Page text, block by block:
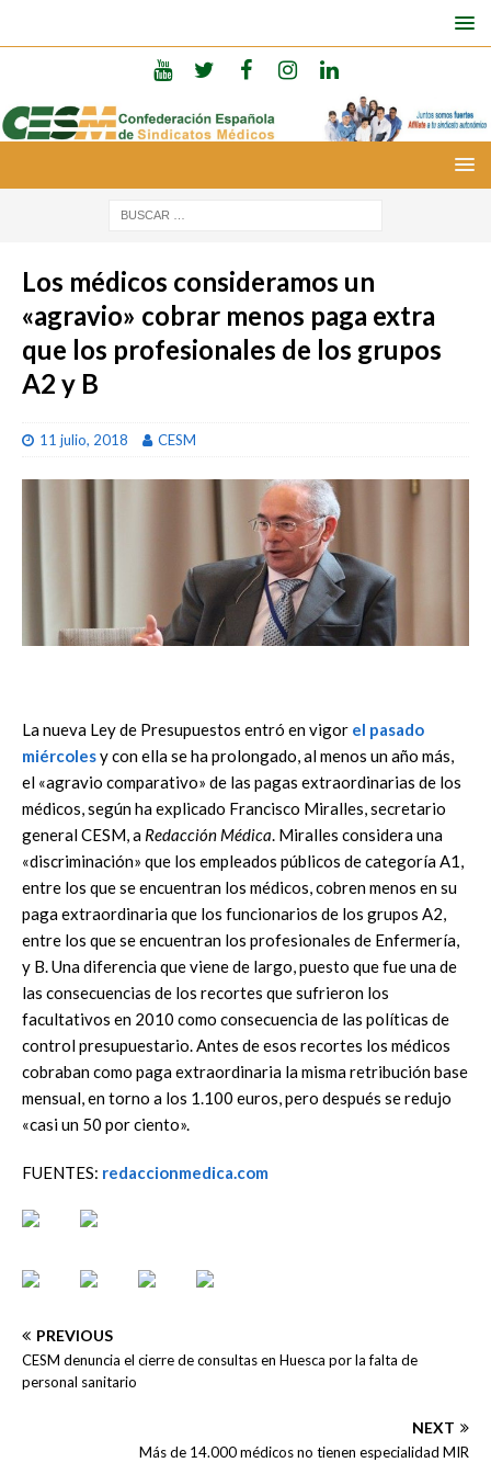
Los médicos consideramos un
«agravio» cobrar menos paga extra
que los profesionales de los grupos
A2 y B
11 julio, 2018 CESM
La nueva Ley de Presupuestos entró en vigor el pasado
miércolesy con ella se ha prolongado, al menos un año más,
el «agravio comparativo» de las pagas extraordinarias de los
médicos, según ha explicado Francisco Miralles, secretario
general CESM, a Redacción Médica. Miralles considera una
«discriminación» que los empleados públicos de categoría A1,
entre los que se encuentran los médicos, cobren menos en su
paga extraordinaria que los funcionarios de los grupos A2,
entre los que se encuentran los profesionales de Enfermería,
y B. Una diferencia que viene de largo, puesto que fue una de
las consecuencias de los recortes que sufrieron los
facultativos en 2010 como consecuencia de las políticas de
control presupuestario. Antes de esos recortes los médicos
cobraban como paga extraordinaria la misma retribución base
mensual, en torno a los 1.100 euros, pero después se redujo
«casi un 50 por ciento».
FUENTES: redaccionmedica.com
PREVIOUS
CESM denuncia el cierre de consultas en Huesca por la falta de
personal sanitario
NEXT
Más de 14.000 médicos no tienen especialidad MIR